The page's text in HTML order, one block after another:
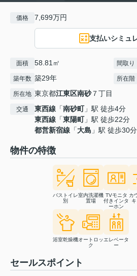
価格 7,699万円
支払いシミュ
面積 58.81㎡ 間取り
築年数 築29年 所在階
所在地 東京都江東区南砂７丁目
交通 東西線 「南砂町」駅 徒歩4分
東西線 「東陽町」駅 徒歩22分
都営新宿線 「大島 」駅 徒歩30分
物件の特徴
バストイレ
別
室内洗濯機
置場
TVモニタ
付きインタ
ーホン
カ
浴室乾燥機オートロッ
ク
エレベータ
ー
セールスポイント